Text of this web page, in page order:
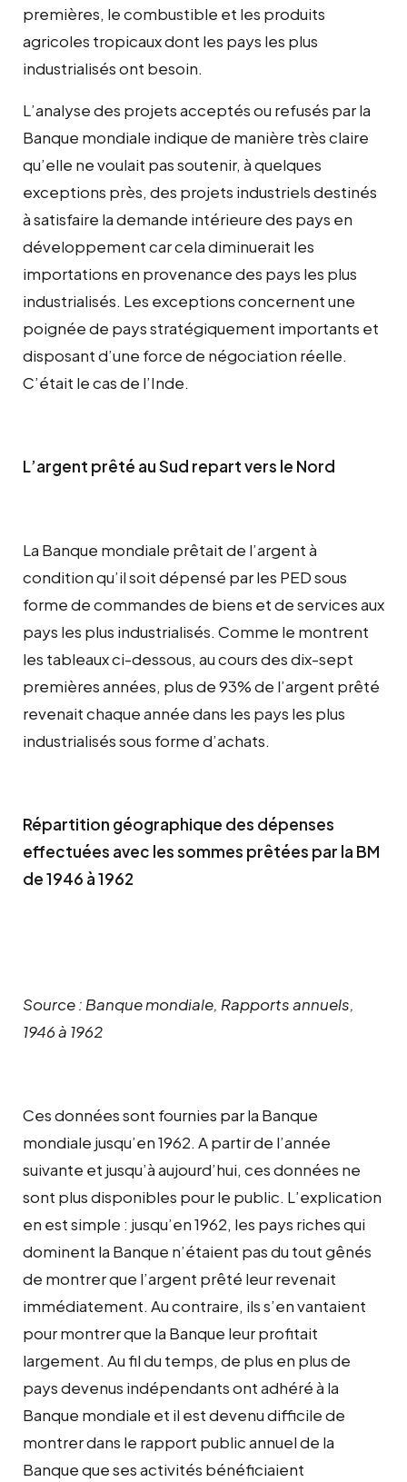
premières, le combustible et les produits
agricoles tropicaux dont les pays les plus
industrialisés ont besoin.
L’analyse des projets acceptés ou refusés par la
Banque mondiale indique de manière très claire
qu’elle ne voulait pas soutenir, à quelques
exceptions près, des projets industriels destinés
à satisfaire la demande intérieure des pays en
développement car cela diminuerait les
importations en provenance des pays les plus
industrialisés. Les exceptions concernent une
poignée de pays stratégiquement importants et
disposant d’une force de négociation réelle.
C’était le cas de l’Inde.
L’argent prêté au Sud repart vers le Nord
La Banque mondiale prêtait de l’argent à
condition qu’il soit dépensé par les PED sous
forme de commandes de biens et de services aux
pays les plus industrialisés. Comme le montrent
les tableaux ci-dessous, au cours des dix-sept
premières années, plus de 93% de l’argent prêté
revenait chaque année dans les pays les plus
industrialisés sous forme d’achats.
Répartition géographique des dépenses
effectuées avec les sommes prêtées par la BM
de 1946 à 1962
Source : Banque mondiale, Rapports annuels,
1946 à 1962
Ces données sont fournies par la Banque
mondiale jusqu’en 1962. A partir de l’année
suivante et jusqu’à aujourd’hui, ces données ne
sont plus disponibles pour le public. L’explication
en est simple : jusqu’en 1962, les pays riches qui
dominent la Banque n’étaient pas du tout gênés
de montrer que l’argent prêté leur revenait
immédiatement. Au contraire, ils s’en vantaient
pour montrer que la Banque leur profitait
largement. Au fil du temps, de plus en plus de
pays devenus indépendants ont adhéré à la
Banque mondiale et il est devenu difficile de
montrer dans le rapport public annuel de la
Banque que ses activités bénéficiaient